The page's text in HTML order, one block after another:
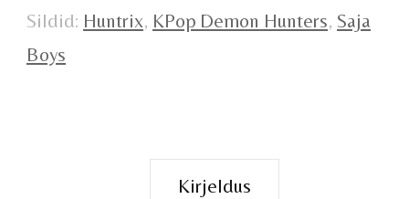
Sildid: Huntrix, KPop Demon Hunters, Saja
Boys
Kirjeldus